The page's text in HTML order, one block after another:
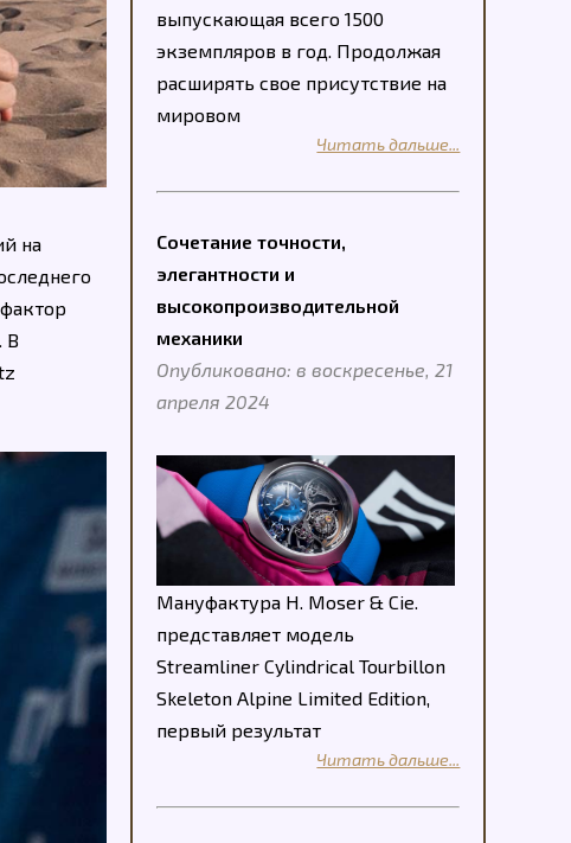
на
В
выпускающая всего 1500
экземпляров в год. Продолжая
расширять свое присутствие на
мировом
Читать дальше...
Сочетание точности,
элегантности и
высокопроизводительной
механики
Опубликовано: в воскресенье, 21
апреля 2024
Мануфактура H. Moser & Cie.
представляет модель
Streamliner Cylindrical Tourbillon
Skeleton Alpine Limited Edition,
первый результат
Читать дальше...